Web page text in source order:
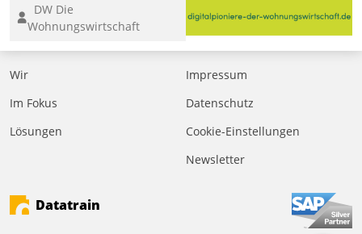
eine digitale Zukunft zu
finden, ist das Ziel des
Awards „Digitalpioniere
der
Bewerben können sich
dafür ein Team
DW Die
Wohnungswirtschaft
Wir
Im Fokus
Lösungen
Impressum
Datenschutz
Cookie-Einstellungen
Newsletter
Datatrain